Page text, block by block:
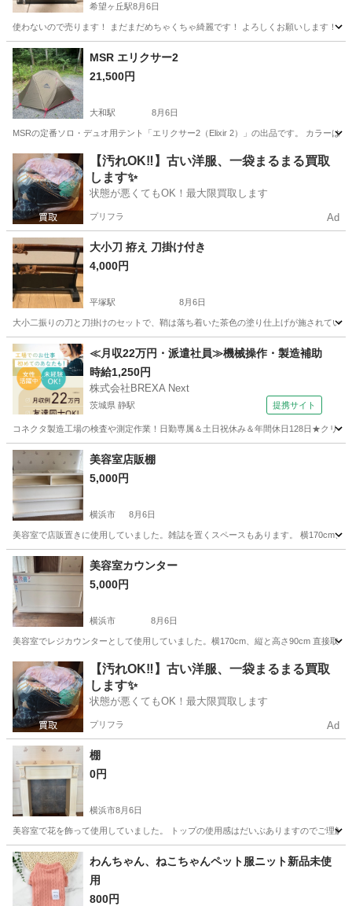
希望ヶ丘駅8月6日
使わないので売ります！ まだまだめちゃくちゃ綺麗です！ よろしくお願いします！
神奈川 横浜市 希望ヶ丘駅
MSR エリクサー2
21,500円
大和駅 8月6日
MSRの定番ソロ・デュオ用テント「エリクサー2（Elixir 2）」の出品です。 カラーは
神奈川 大和市 大和駅 その他
【汚れOK‼️】古い洋服、一袋まるまる買取
します✨
状態が悪くてもOK！最大限買取します
プリフラ Ad
大小刀 拵え 刀掛け付き
4,000円
平塚駅 8月6日
大小二振りの刀と刀掛けのセットで、鞘は落ち着いた茶色の塗り仕上げが施されてい
神奈川 平塚市 平塚駅 その他
≪月収22万円・派遣社員≫機械操作・製造補助
時給1,250円
株式会社BREXA Next
茨城県 静駅 提携サイト
コネクタ製造工場の検査や測定作業！日勤専属＆土日祝休み＆年間休日128日★クリ
茨城 常陸大宮市 静駅 その他
美容室店販棚
5,000円
横浜市 8月6日
美容室で店販置きに使用していました。雑誌を置くスペースもあります。 横170cm
神奈川 横浜市 その他
美容室カウンター
5,000円
横浜市 8月6日
美容室でレジカウンターとして使用していました。横170cm、縦と高さ90cm 直接取り
神奈川 横浜市 その他
【汚れOK‼️】古い洋服、一袋まるまる買取
します✨
状態が悪くてもOK！最大限買取します
プリフラ Ad
棚
0円
横浜市8月6日
美容室で花を飾って使用していました。 トップの使用感はだいぶありますのでご理解
神奈川 横浜市 その他
わんちゃん、ねこちゃんペット服ニット新品未使
用
800円